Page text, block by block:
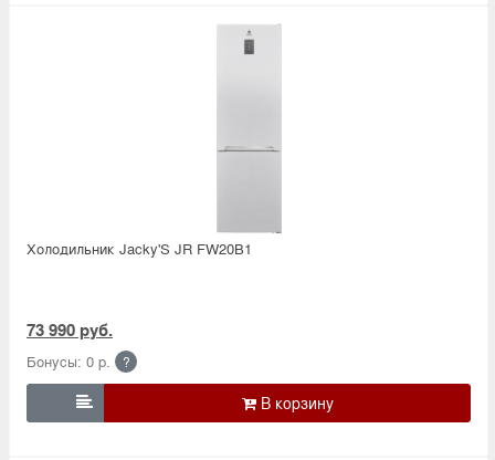
Холодильник Jacky'S JR FW20B1
73 990 руб.
Бонусы: 0 р. ?
